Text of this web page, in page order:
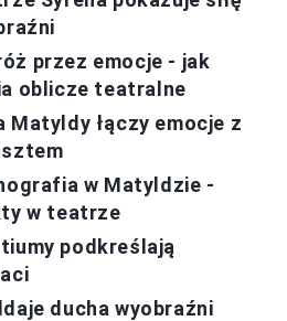
przez emocje - jak
oblicze teatralne
Matyldy łączy emocje z
w Matyldzie -
w teatrze
podkreślają
ducha wyobraźni